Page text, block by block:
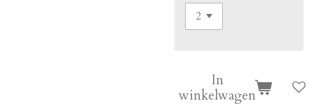
In
winkelwagen